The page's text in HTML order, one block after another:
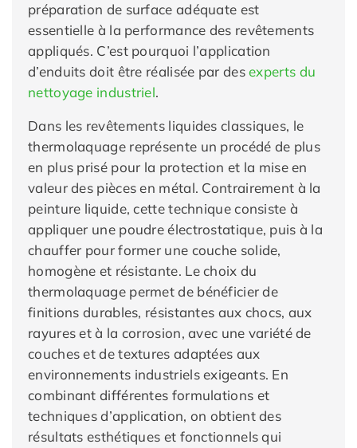
préparation de surface adéquate est
essentielle à la performance des revêtements
appliqués. C’est pourquoi l’application
d’enduits doit être réalisée par desexperts du
nettoyage industriel.
Dans les revêtements liquides classiques, le
thermolaquage représente un procédé de plus
en plus prisé pour la protection et la mise en
valeur des pièces en métal. Contrairement à la
peinture liquide, cette technique consiste à
appliquer une poudre électrostatique, puis à la
chauffer pour former une couche solide,
homogène et résistante. Le choix du
thermolaquage permet de bénéficier de
finitions durables, résistantes aux chocs, aux
rayures et à la corrosion, avec une variété de
couches et de textures adaptées aux
environnements industriels exigeants. En
combinant différentes formulations et
techniques d’application, on obtient des
résultats esthétiques et fonctionnels qui